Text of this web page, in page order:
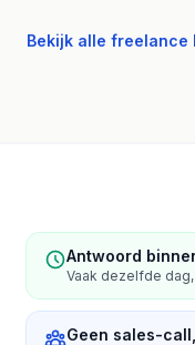
Bekijk alle freelance
Antwoord
Vaak dezelfde
Geen sales-